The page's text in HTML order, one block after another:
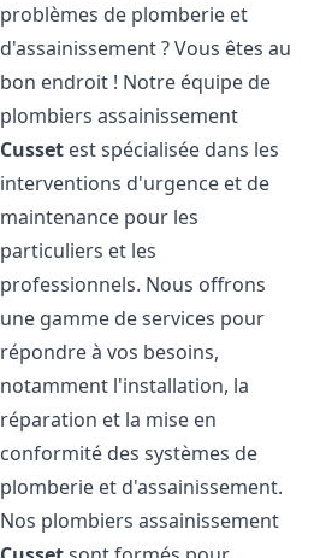
problèmes de plomberie et
d'assainissement ? Vous êtes au
bon endroit ! Notre équipe de
plombiers assainissement
Cusset est spécialisée dans les
interventions d'urgence et de
maintenance pour les
particuliers et les
professionnels. Nous offrons
une gamme de services pour
répondre à vos besoins,
notamment l'installation, la
réparation et la mise en
conformité des systèmes de
plomberie et d'assainissement.
Nos plombiers assainissement